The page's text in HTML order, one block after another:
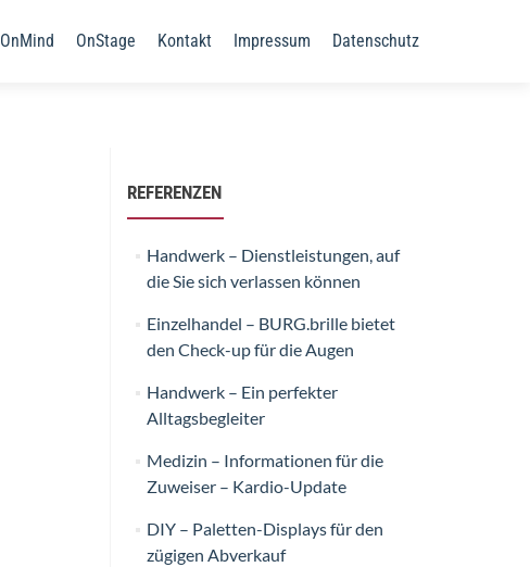
OnMind OnStage Kontakt Impressum Datenschutz
REFERENZEN
Handwerk – Dienstleistungen, auf
die Sie sich verlassen können
Einzelhandel – BURG.brille bietet
den Check-up für die Augen
Handwerk – Ein perfekter
Alltagsbegleiter
Medizin – Informationen für die
Zuweiser – Kardio-Update
DIY – Paletten-Displays für den
zügigen Abverkauf